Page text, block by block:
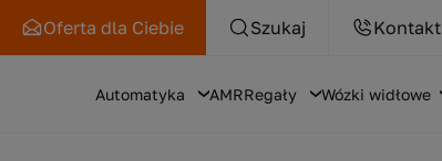
Oferta dla Ciebie Szukaj Kontakt
Automatyka AMRRegały Wózki widłowe